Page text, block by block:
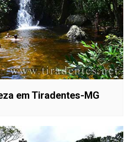
em Tiradentes-MG